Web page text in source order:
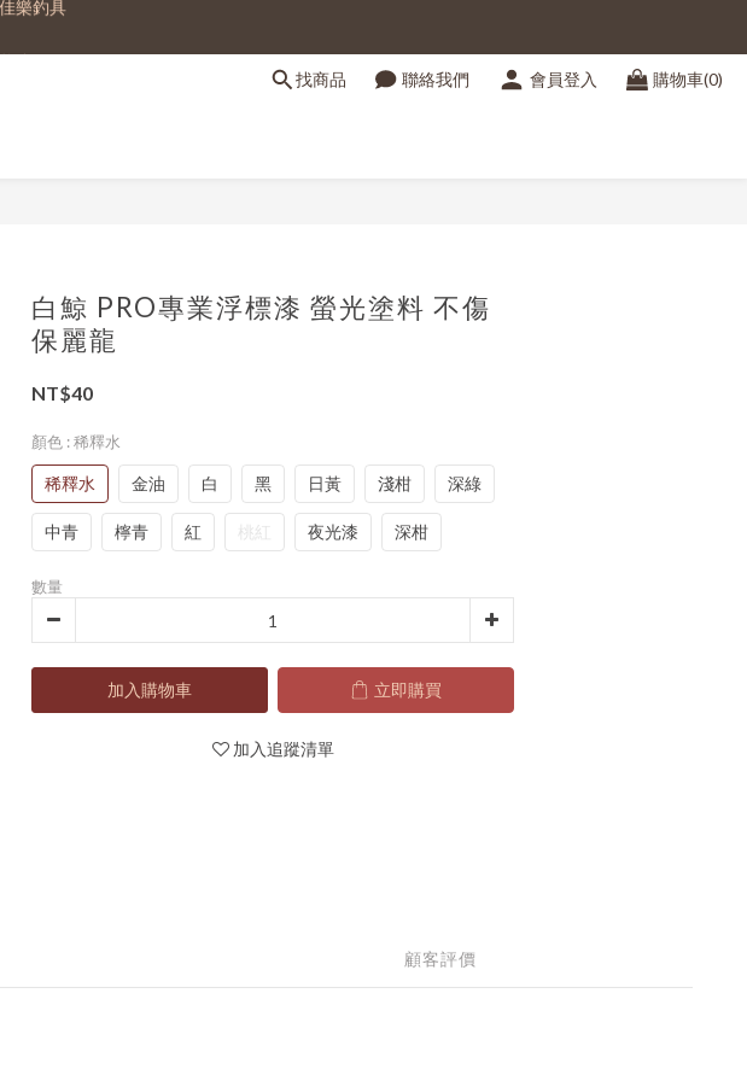
找商品
聯絡我們 會員登入 購物車(0)
白鯨 PRO專業浮標漆 螢光塗料 不傷
保麗龍
NT$40
顏色 : 稀釋水
稀釋水 金油 白 黑 日黃 淺柑 深綠
中青 檸青 紅 桃紅 夜光漆 深柑
數量
加入購物車 立即購買
加入追蹤清單
顧客評價